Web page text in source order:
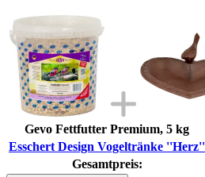
Gevo Fettfutter Premium, 5 kg
Esschert Design Vogeltränke ''Herz''
Gesamtpreis: